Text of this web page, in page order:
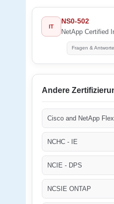
IT
NS0-502
NetApp Certified
Fragen &
Andere
Cisco and NetApp
NCHC - IE
NCIE - DPS
NCSIE ONTAP